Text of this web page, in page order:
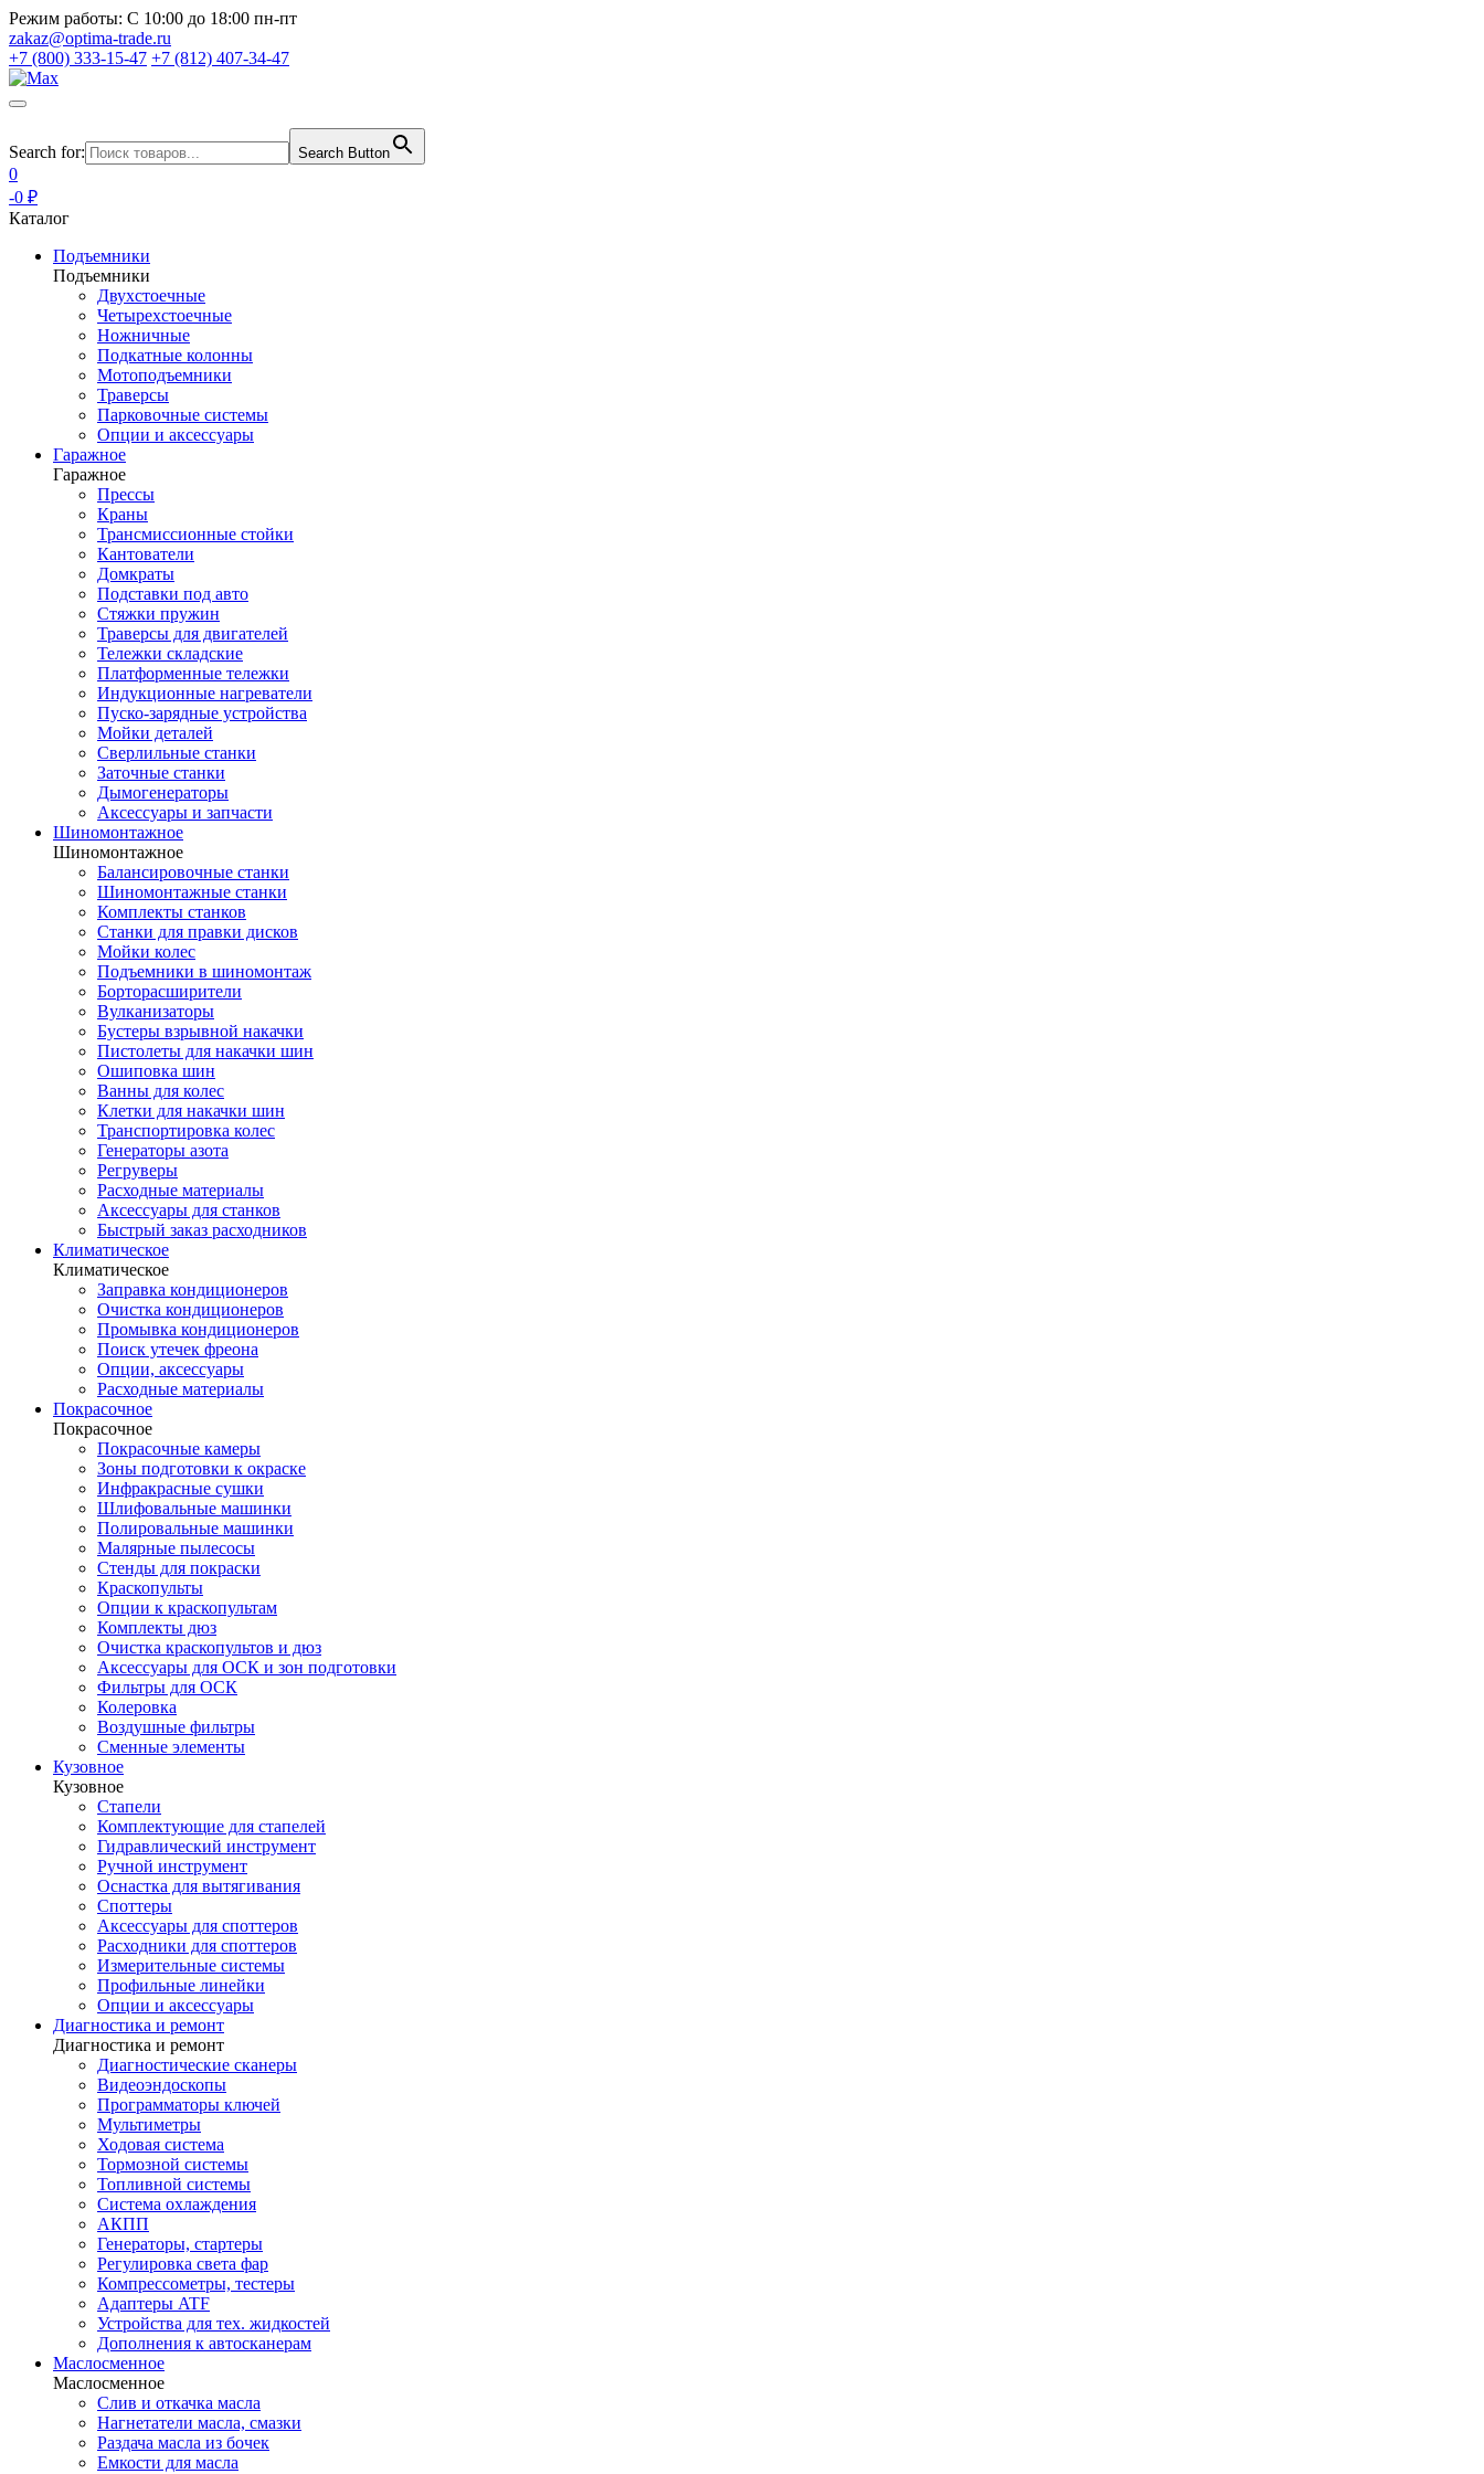
Режим работы: С 10:00 до 18:00 пн-пт
zakaz@optima-trade.ru
+7 (800) 333-15-47 +7 (812) 407-34-47
Search for: Search Button
0
-0 ₽
Каталог
Подъемники
Подъемники
Двухстоечные
Четырехстоечные
Ножничные
Подкатные колонны
Мотоподъемники
Траверсы
Парковочные системы
Опции и аксессуары
Гаражное
Гаражное
Прессы
Краны
Трансмиссионные стойки
Кантователи
Домкраты
Подставки под авто
Стяжки пружин
Траверсы для двигателей
Тележки складские
Платформенные тележки
Индукционные нагреватели
Пуско-зарядные устройства
Мойки деталей
Сверлильные станки
Заточные станки
Дымогенераторы
Аксессуары и запчасти
Шиномонтажное
Шиномонтажное
Балансировочные станки
Шиномонтажные станки
Комплекты станков
Станки для правки дисков
Мойки колес
Подъемники в шиномонтаж
Борторасширители
Вулканизаторы
Бустеры взрывной накачки
Пистолеты для накачки шин
Ошиповка шин
Ванны для колес
Клетки для накачки шин
Транспортировка колес
Генераторы азота
Регруверы
Расходные материалы
Аксессуары для станков
Быстрый заказ расходников
Климатическое
Климатическое
Заправка кондиционеров
Очистка кондиционеров
Промывка кондиционеров
Поиск утечек фреона
Опции, аксессуары
Расходные материалы
Покрасочное
Покрасочное
Покрасочные камеры
Зоны подготовки к окраске
Инфракрасные сушки
Шлифовальные машинки
Полировальные машинки
Малярные пылесосы
Стенды для покраски
Краскопульты
Опции к краскопультам
Комплекты дюз
Очистка краскопультов и дюз
Аксессуары для ОСК и зон подготовки
Фильтры для ОСК
Колеровка
Воздушные фильтры
Сменные элементы
Кузовное
Кузовное
Стапели
Комплектующие для стапелей
Гидравлический инструмент
Ручной инструмент
Оснастка для вытягивания
Споттеры
Аксессуары для споттеров
Расходники для споттеров
Измерительные системы
Профильные линейки
Опции и аксессуары
Диагностика и ремонт
Диагностика и ремонт
Диагностические сканеры
Видеоэндоскопы
Программаторы ключей
Мультиметры
Ходовая система
Тормозной системы
Топливной системы
Система охлаждения
АКПП
Генераторы, стартеры
Регулировка света фар
Компрессометры, тестеры
Адаптеры ATF
Устройства для тех. жидкостей
Дополнения к автосканерам
Маслосменное
Маслосменное
Слив и откачка масла
Нагнетатели масла, смазки
Раздача масла из бочек
Емкости для масла